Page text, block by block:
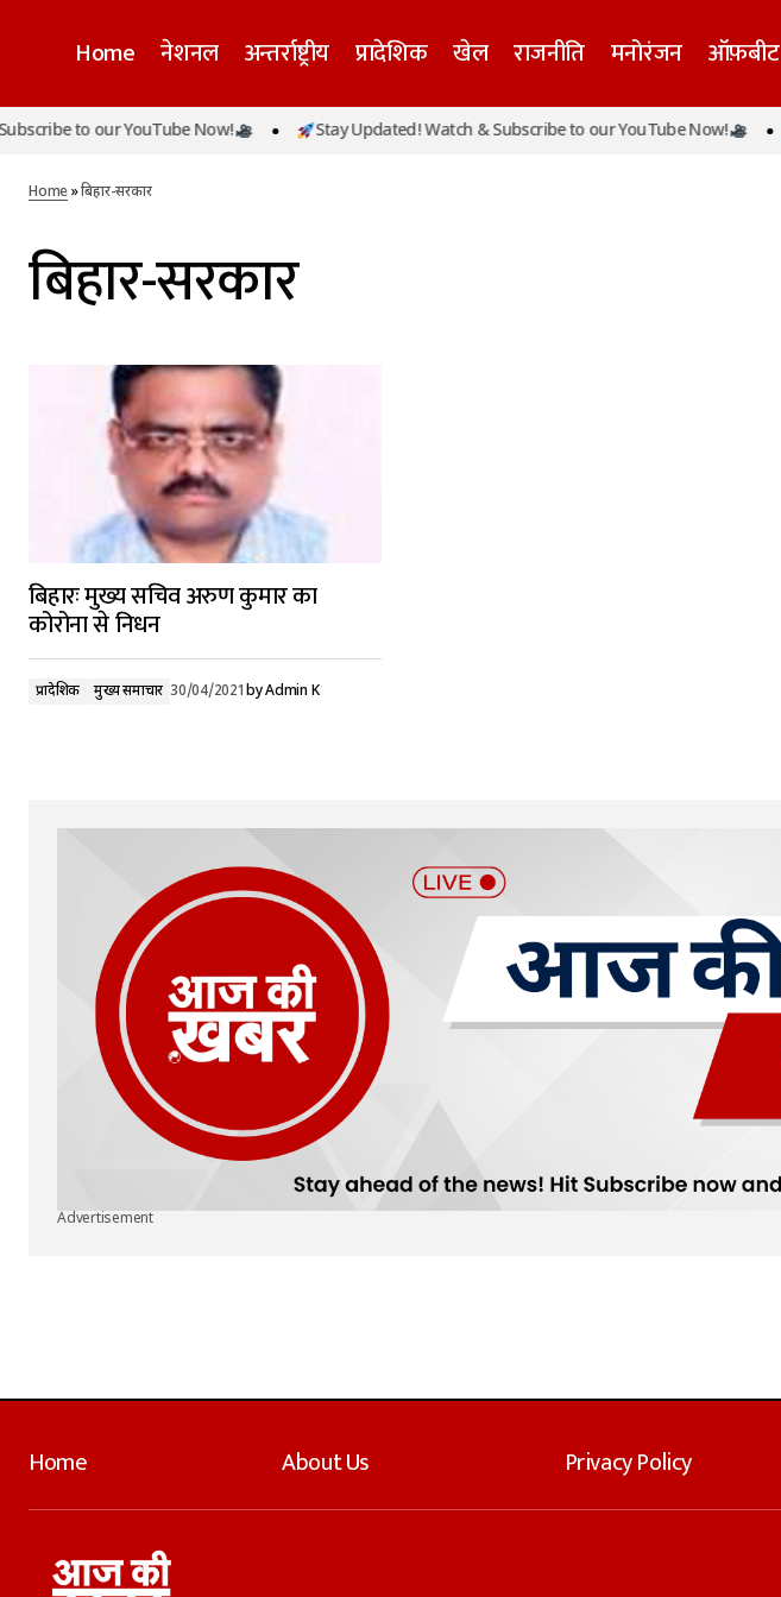
Home नेशनल अन्तर्राष्ट्रीय प्रादेशिक खेल राजनीति मनोरंजन ऑफ़बीट
to our YouTube Now! Stay Updated! Watch & Subscribe to our YouTube Now!
Home»बिहार-सरकार
बिहार-सरकार
बिहारः मुख्य सचिव अरुण कुमार का
कोरोना से निधन
प्रादेशिक मुख्य समाचार 30/04/2021byAdmin K
Advertisement
Home About Us Privacy Policy